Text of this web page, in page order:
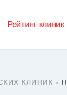
Рейтинг клиник
КЛИНИК ›